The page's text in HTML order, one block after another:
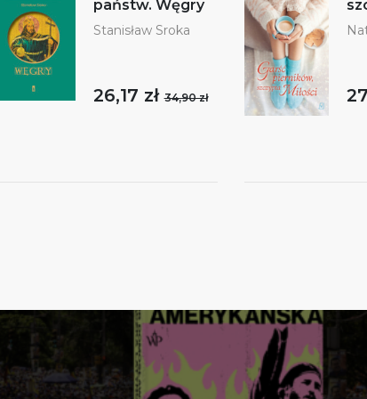
państw. Węgry
Stanisław Sroka
26,17 zł34,90 zł